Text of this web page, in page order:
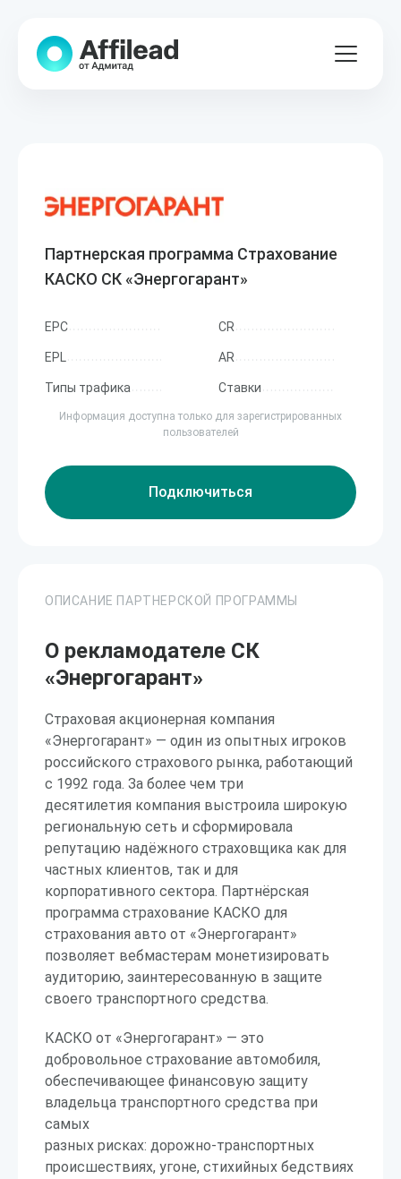
Партнерская программа Страхование
КАСКО СК «Энергогарант»
EPC CR
EPL AR
Типы трафика Ставки
Информация доступна только для зарегистрированных
пользователей
Подключиться
ОПИСАНИЕ ПАРТНЕРСКОЙ ПРОГРАММЫ
О рекламодателе СК
«Энергогарант»
Страховая акционерная компания
«Энергогарант» — один из опытных игроков
российского страхового рынка, работающий
с 1992 года. За более чем три
десятилетия компания выстроила широкую
региональную сеть и сформировала
репутацию надёжного страховщика как для
частных клиентов, так и для
корпоративного сектора. Партнёрская
программа страхование КАСКО для
страхования авто от «Энергогарант»
позволяет вебмастерам монетизировать
аудиторию, заинтересованную в защите
своего транспортного средства.
КАСКО от «Энергогарант» — это
добровольное страхование автомобиля,
обеспечивающее финансовую защиту
владельца транспортного средства при
самых
разных рисках: дорожно-транспортных
происшествиях, угоне, стихийных бедствиях